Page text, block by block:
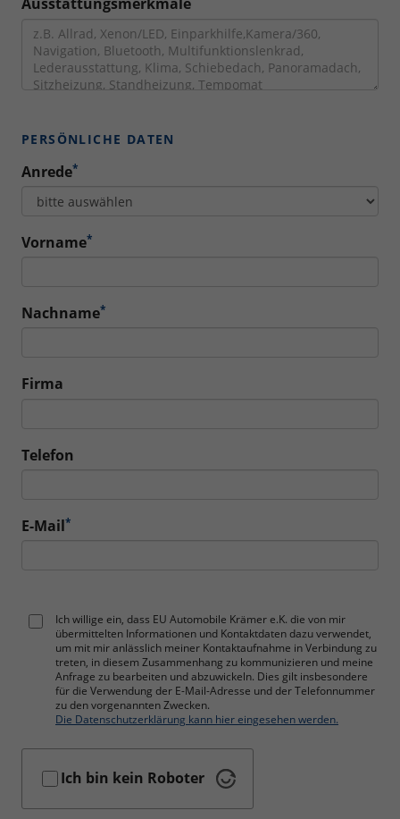
PERSÖNLICHE DATEN
Anrede*
Vorname*
Nachname*
Firma
Telefon
E-Mail*
Ich willige ein, dass EU Automobile Krämer e.K. die von mir
übermittelten Informationen und Kontaktdaten dazu verwendet,
um mit mir anlässlich meiner Kontaktaufnahme in Verbindung zu
treten, in diesem Zusammenhang zu kommunizieren und meine
Anfrage zu bearbeiten und abzuwickeln. Dies gilt insbesondere
für die Verwendung der E-Mail-Adresse und der Telefonnummer
zu den vorgenannten Zwecken.
Die Datenschutzerklärung kann hier eingesehen werden.
Ich bin kein Roboter